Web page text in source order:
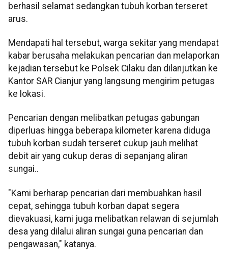
berhasil selamat sedangkan tubuh korban terseret
arus.
Mendapati hal tersebut, warga sekitar yang mendapat
kabar berusaha melakukan pencarian dan melaporkan
kejadian tersebut ke Polsek Cilaku dan dilanjutkan ke
Kantor SAR Cianjur yang langsung mengirim petugas
ke lokasi.
Pencarian dengan melibatkan petugas gabungan
diperluas hingga beberapa kilometer karena diduga
tubuh korban sudah terseret cukup jauh melihat
debit air yang cukup deras di sepanjang aliran
sungai..
"Kami berharap pencarian dari membuahkan hasil
cepat, sehingga tubuh korban dapat segera
dievakuasi, kami juga melibatkan relawan di sejumlah
desa yang dilalui aliran sungai guna pencarian dan
pengawasan," katanya.